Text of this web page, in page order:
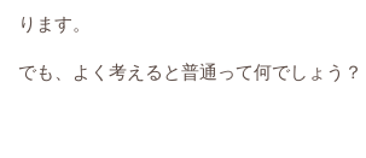
ります。
でも、よく考えると普通って何でしょう？